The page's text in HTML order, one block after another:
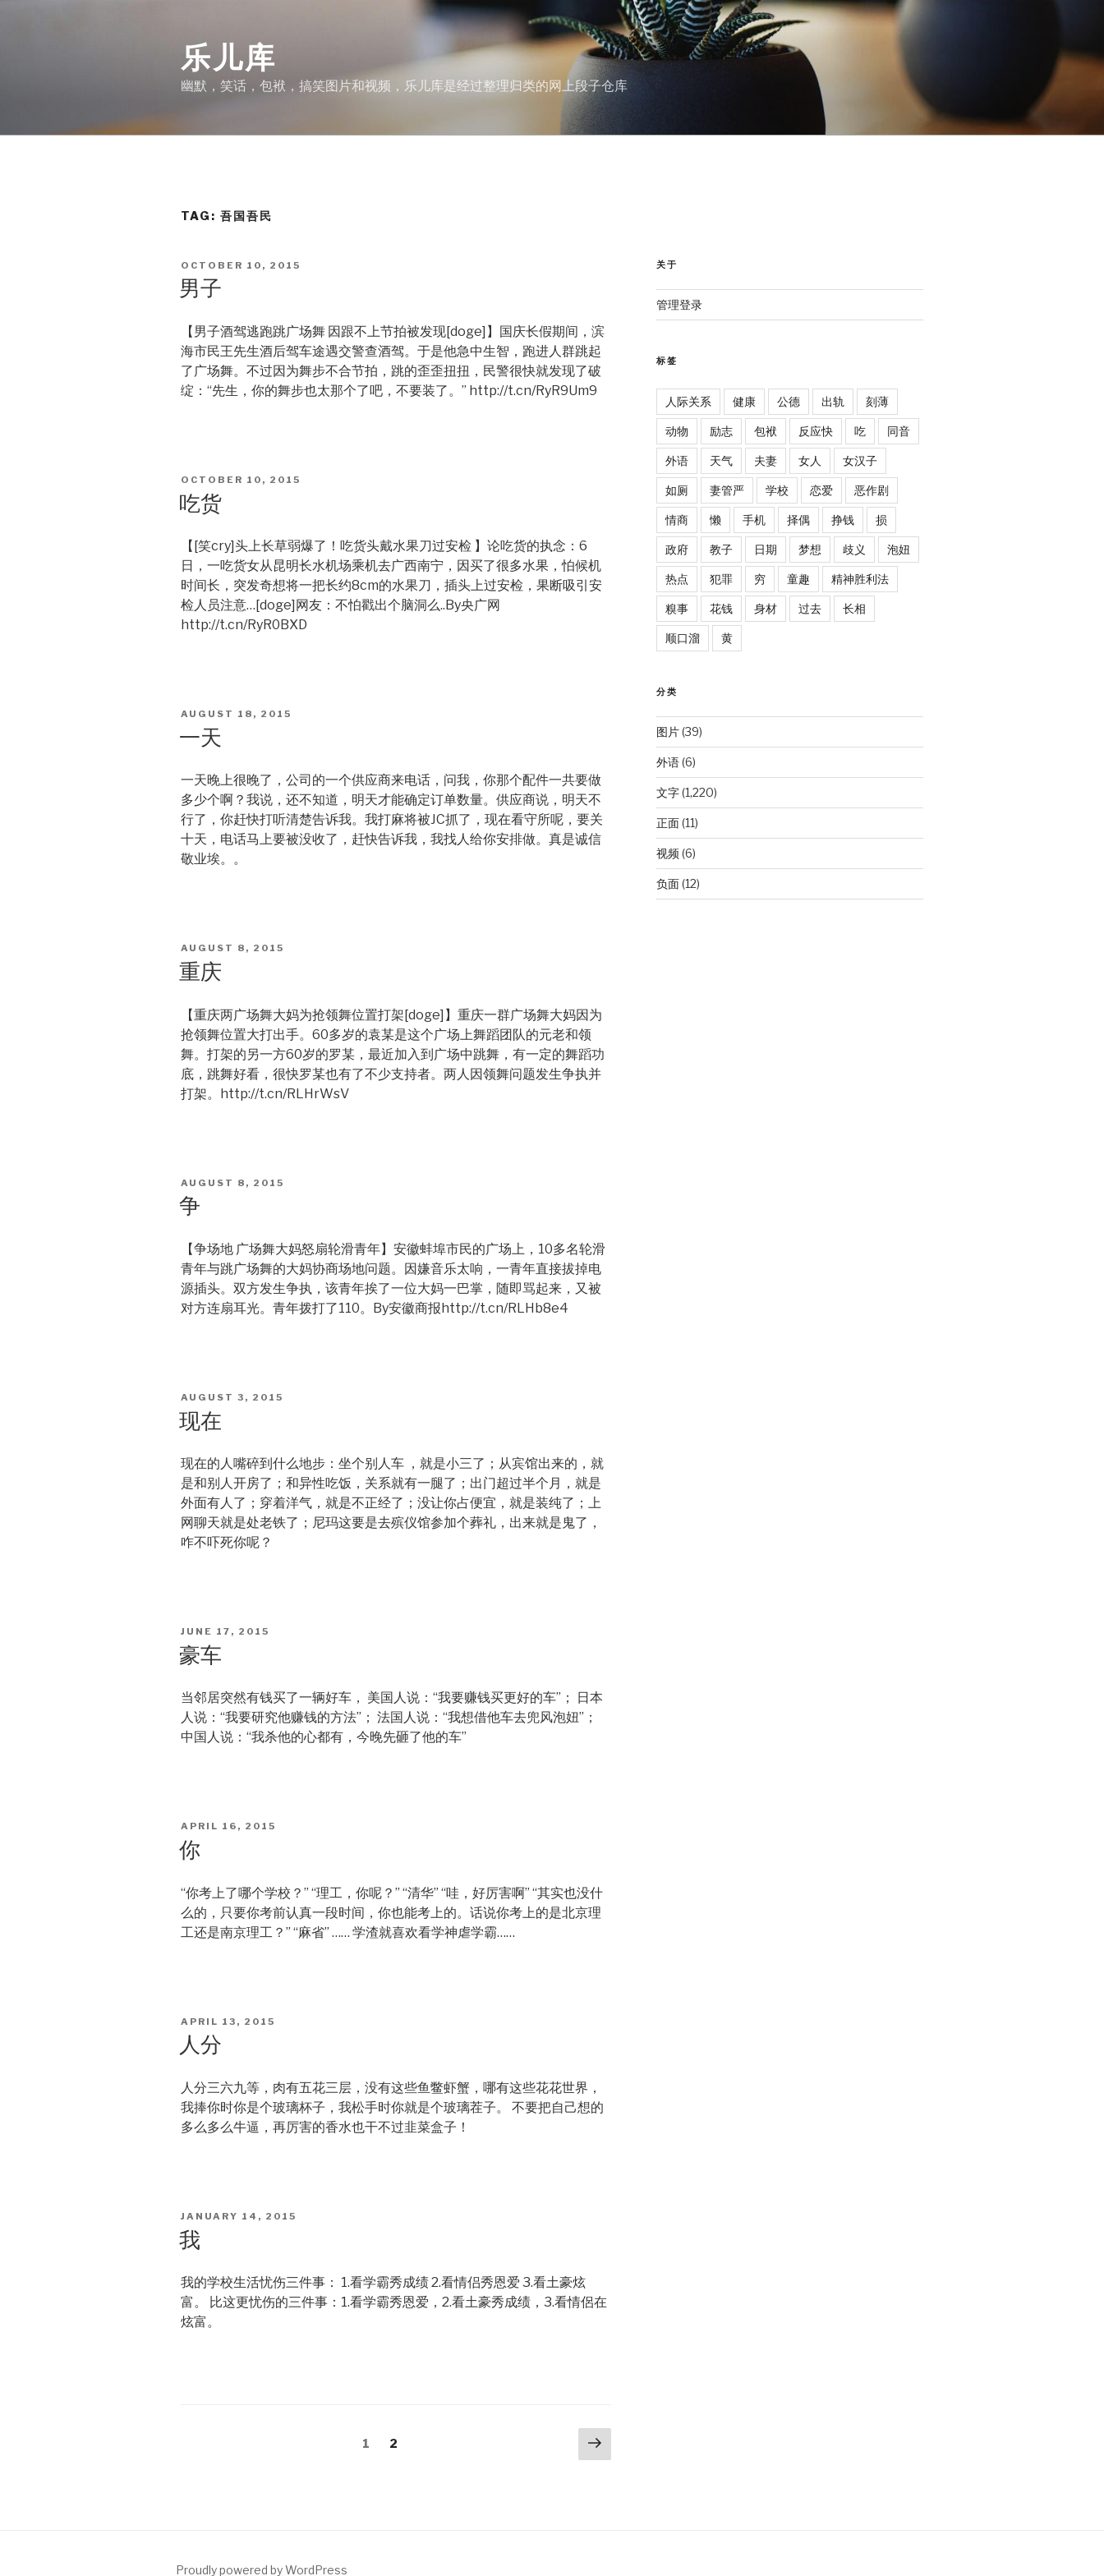
乐儿库
幽默，笑话，包袱，搞笑图片和视频，乐儿库是经过整理归类的网上段子仓库
TAG: 吾国吾民
POSTED
ON
OCTOBER 10, 2015
男子
【男子酒驾逃跑跳广场舞 因跟不上节拍被发现[doge]】国庆长假期间，滨
海市民王先生酒后驾车途遇交警查酒驾。于是他急中生智，跑进人群跳起
了广场舞。不过因为舞步不合节拍，跳的歪歪扭扭，民警很快就发现了破
绽：“先生，你的舞步也太那个了吧，不要装了。” http://t.cn/RyR9Um9
POSTED
ON
OCTOBER 10, 2015
吃货
【[笑cry]头上长草弱爆了！吃货头戴水果刀过安检 】论吃货的执念：6
日，一吃货女从昆明长水机场乘机去广西南宁，因买了很多水果，怕候机
时间长，突发奇想将一把长约8cm的水果刀，插头上过安检，果断吸引安
检人员注意…[doge]网友：不怕戳出个脑洞么..By央广网
http://t.cn/RyR0BXD
POSTED
AUGUST 18, 2015
一天
一天晚上很晚了，公司的一个供应商来电话，问我，你那个配件一共要做
多少个啊？我说，还不知道，明天才能确定订单数量。供应商说，明天不
行了，你赶快打听清楚告诉我。我打麻将被JC抓了，现在看守所呢，要关
十天，电话马上要被没收了，赶快告诉我，我找人给你安排做。真是诚信
敬业埃。。
POSTED
ON
AUGUST 8, 2015
重庆
【重庆两广场舞大妈为抢领舞位置打架[doge]】重庆一群广场舞大妈因为
抢领舞位置大打出手。60多岁的袁某是这个广场上舞蹈团队的元老和领
舞。打架的另一方60岁的罗某，最近加入到广场中跳舞，有一定的舞蹈功
底，跳舞好看，很快罗某也有了不少支持者。两人因领舞问题发生争执并
打架。http://t.cn/RLHrWsV
POSTED
ON
AUGUST 8, 2015
争
【争场地 广场舞大妈怒扇轮滑青年】安徽蚌埠市民的广场上，10多名轮滑
青年与跳广场舞的大妈协商场地问题。因嫌音乐太响，一青年直接拔掉电
源插头。双方发生争执，该青年挨了一位大妈一巴掌，随即骂起来，又被
对方连扇耳光。青年拨打了110。By安徽商报http://t.cn/RLHb8e4
POSTED
ON
AUGUST 3, 2015
现在
现在的人嘴碎到什么地步：坐个别人车 ，就是小三了；从宾馆出来的，就
是和别人开房了；和异性吃饭，关系就有一腿了；出门超过半个月，就是
外面有人了；穿着洋气，就是不正经了；没让你占便宜，就是装纯了；上
网聊天就是处老铁了；尼玛这要是去殡仪馆参加个葬礼，出来就是鬼了，
咋不吓死你呢？
POSTED
ON
JUNE 17, 2015
豪车
当邻居突然有钱买了一辆好车， 美国人说：“我要赚钱买更好的车”； 日本
人说：“我要研究他赚钱的方法”； 法国人说：“我想借他车去兜风泡妞”；
中国人说：“我杀他的心都有，今晚先砸了他的车”
POSTED
ON
APRIL 16, 2015
你
“你考上了哪个学校？” “理工，你呢？” “清华” “哇，好厉害啊” “其实也没什
么的，只要你考前认真一段时间，你也能考上的。话说你考上的是北京理
工还是南京理工？” “麻省” …… 学渣就喜欢看学神虐学霸……
POSTED
ON
APRIL 13, 2015
人分
人分三六九等，肉有五花三层，没有这些鱼鳖虾蟹，哪有这些花花世界，
我捧你时你是个玻璃杯子，我松手时你就是个玻璃茬子。 不要把自己想的
多么多么牛逼，再厉害的香水也干不过韭菜盒子！
POSTED
ON
JANUARY 14, 2015
我
我的学校生活忧伤三件事： 1.看学霸秀成绩 2.看情侣秀恩爱 3.看土豪炫
富。 比这更忧伤的三件事：1.看学霸秀恩爱，2.看土豪秀成绩，3.看情侶在
炫富。
Page
1 Page
2
Next
page
关于
管理登录
标签
人际关系 健康 公德 出轨 刻薄
动物 励志 包袱 反应快 吃 同音
外语 天气 夫妻 女人 女汉子
如厕 妻管严 学校 恋爱 恶作剧
情商 懒 手机 择偶 挣钱 损
政府 教子 日期 梦想 歧义 泡妞
热点 犯罪 穷 童趣 精神胜利法
糗事 花钱 身材 过去 长相
顺口溜 黄
分类
图片(39)
外语(6)
文字(1,220)
正面(11)
视频(6)
负面(12)
Proudly powered by WordPress